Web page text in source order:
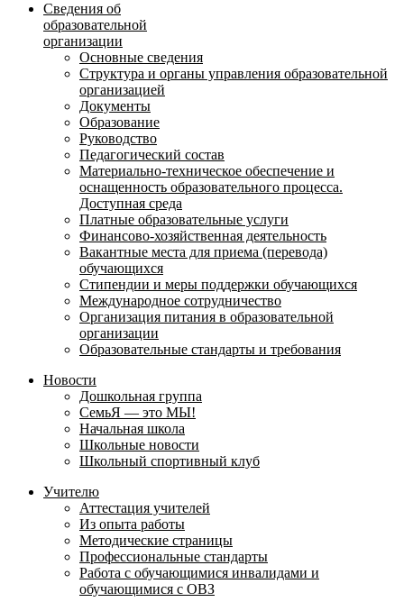
Сведения об
образовательной
организации
Основные сведения
Структура и органы управления образовательной
организацией
Документы
Образование
Руководство
Педагогический состав
Материально-техническое обеспечение и
оснащенность образовательного процесса.
Доступная среда
Платные образовательные услуги
Финансово-хозяйственная деятельность
Вакантные места для приема (перевода)
обучающихся
Стипендии и меры поддержки обучающихся
Международное сотрудничество
Организация питания в образовательной
организации
Образовательные стандарты и требования
Новости
Дошкольная группа
СемьЯ — это МЫ!
Начальная школа
Школьные новости
Школьный спортивный клуб
Учителю
Аттестация учителей
Из опыта работы
Методические страницы
Профессиональные стандарты
Работа с обучающимися инвалидами и
обучающимися с ОВЗ